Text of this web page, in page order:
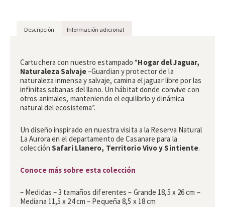
Descripción Información adicional
Cartuchera con nuestro estampado “Hogar del Jaguar,
Naturaleza Salvaje­–Guardian y protector de la
naturaleza inmensa y salvaje, camina el jaguar libre por las
infinitas sabanas del llano. Un hábitat donde convive con
otros animales, manteniendo el equilibrio y dinámica
natural del ecosistema”.
Un diseño inspirado en nuestra visita a la Reserva Natural
La Aurora en el departamento de Casanare para la
colección Safari Llanero, Territorio Vivo y Sintiente.
Conoce más sobre esta colección
– Medidas – 3 tamaños diferentes – Grande 18,5 x 26 cm –
Mediana 11,5 x 24 cm – Pequeña 8,5 x 18 cm